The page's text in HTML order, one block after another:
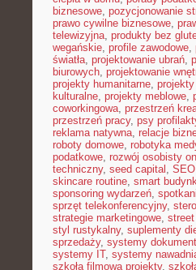
biznesowe, pozycjonowanie
prawo cywilne biznesowe,
telewizyjna, produkty bez
wegańskie, profile zawodowe,
światła, projektowanie ubrań,
biurowych, projektowanie
projekty humanitarne,
kulturalne, projekty meblowe,
coworkingowa, przestrzeń
przestrzeń pracy, psy
reklama natywna, relacje
roboty domowe, robotyka
podatkowe, rozwój osobisty
techniczny, seed capital ,
skincare routine, smart
sponsoring wydarzeń,
sprzęt telekonferencyjny,
strategie marketingowe, street
styl rustykalny, suplementy
sprzedaży, systemy
systemy IT, systemy
szkoła filmowa projekty,